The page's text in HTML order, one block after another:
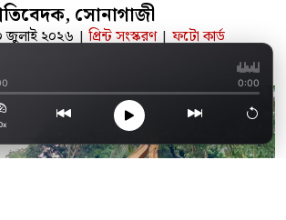
সোনাগাজী
জুলাই ২০২৬|প্রিন্ট সংস্করণ|ফটো কার্ড
লাইসেন্সবিহীন
0:00